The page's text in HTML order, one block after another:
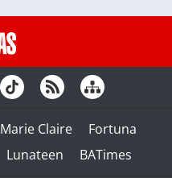
Marie Claire
Fortuna
Lunateen BATimes